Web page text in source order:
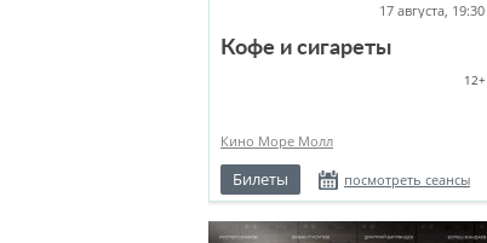
17 августа, 19:30
Кофе и сигареты
12+
Кино Море Молл
Билеты посмотреть сеансы